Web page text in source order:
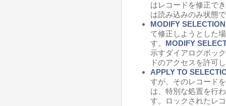
はレコードを修正で
は読み込みのみ状態
MODIFY SELECTION
て修正しようとした
す。 MODIFY
示すダイアログボッ
ドのアクセスを許可
APPLY TO
すが、そのレコード
は、特別な処置を行
す。ロックされたレ